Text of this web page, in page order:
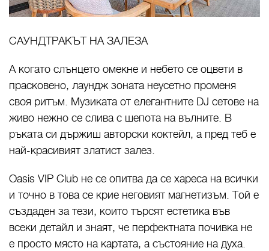
САУНДТРАКЪТ НА ЗАЛЕЗА
А когато слънцето омекне и небето се оцвети в
прасковено, лаундж зоната неусетно променя
своя ритъм. Музиката от елегантните DJ сетове на
живо нежно се слива с шепота на вълните. В
ръката си държиш авторски коктейл, а пред теб е
най-красивият златист залез.
Oasis VIP Club не се опитва да се хареса на всички
и точно в това се крие неговият магнетизъм. Той е
създаден за тези, които търсят естетика във
всеки детайл и знаят, че перфектната почивка не
е просто място на картата, а състояние на духа.